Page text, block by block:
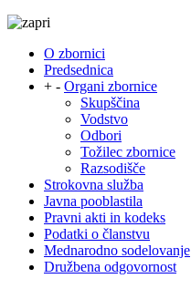
O zbornici
Predsednica
+ - Organi zbornice
Skupščina
Vodstvo
Odbori
Tožilec zbornice
Razsodišče
Strokovna služba
Javna pooblastila
Pravni akti in kodeks
Podatki o članstvu
Mednarodno sodelovanje
Družbena odgovornost